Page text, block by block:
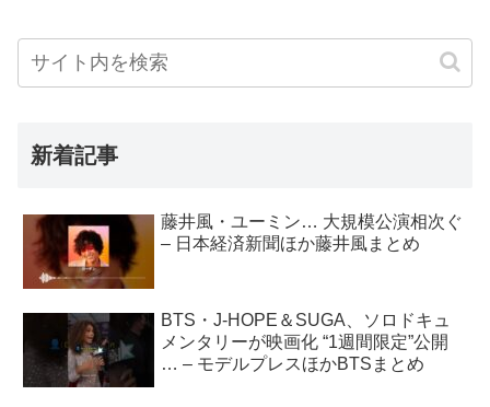
新着記事
藤井風・ユーミン… 大規模公演相次ぐ
– 日本経済新聞ほか藤井風まとめ
BTS・J-HOPE＆SUGA、ソロドキュ
メンタリーが映画化 “1週間限定”公開
… – モデルプレスほかBTSまとめ